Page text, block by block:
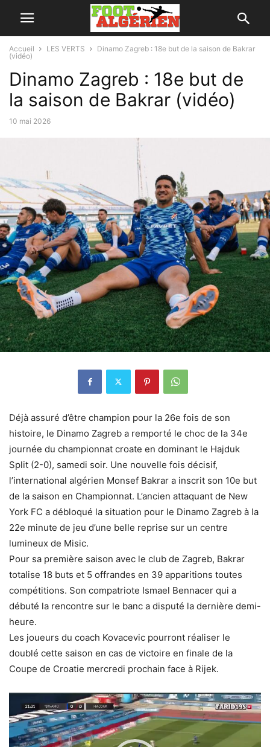
Accueil LES VERTS
Dinamo Zagreb : 18e but de la saison de Bakrar
(vidéo)
Dinamo Zagreb : 18e but de
la saison de Bakrar (vidéo)
10 mai 2026
Déjà assuré d’être champion pour la 26e fois de son
histoire, le Dinamo Zagreb a remporté le choc de la 34e
journée du championnat croate en dominant le Hajduk
Split (2-0), samedi soir. Une nouvelle fois décisif,
l’international algérien Monsef Bakrar a inscrit son 10e but
de la saison en Championnat. L’ancien attaquant de New
York FC a débloqué la situation pour le Dinamo Zagreb à la
22e minute de jeu d’une belle reprise sur un centre
lumineux de Misic.
Pour sa première saison avec le club de Zagreb, Bakrar
totalise 18 buts et 5 offrandes en 39 apparitions toutes
compétitions. Son compatriote Ismael Bennacer qui a
débuté la rencontre sur le banc a disputé la dernière demi-
heure.
Les joueurs du coach Kovacevic pourront réaliser le
doublé cette saison en cas de victoire en finale de la
Coupe de Croatie mercredi prochain face à Rijek.
vidéo